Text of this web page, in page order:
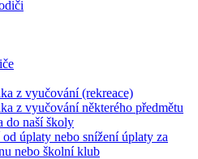
z vyučování (rekreace)
z vyučování některého předmětu
do naší školy
úplaty nebo snížení úplaty za
nebo školní klub